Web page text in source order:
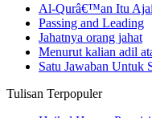
Al-Qurâ€™an Itu
Passing and Leading
Jahatnya orang jahat
Menurut kalian adil
Satu Jawaban Untuk
Tulisan Terpopuler